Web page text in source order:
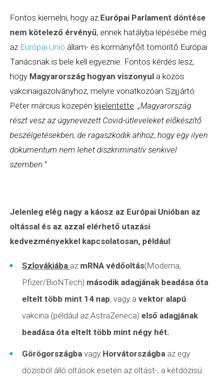
Fontos kiemelni, hogy az Európai Parlament döntése
nem kötelező érvényű, ennek hatályba lépésébe még
az Európai Unió állam- és kormányfőit tömörítő Európai
Tanácsnak is bele kell egyeznie. Fontos kérdés lesz,
hogy Magyarország hogyan viszonyul a közös
vakcinaigazolványhoz, melyre vonatkozóan Szijjártó
Péter március közepén kijelentette: „Magyarország
részt vesz az úgynevezett Covid-útleveleket előkészítő
beszélgetésekben, de ragaszkodik ahhoz, hogy egy ilyen
dokumentum nem lehet diszkriminatív senkivel
szemben.”
Jelenleg elég nagy a káosz az Európai Unióban az
oltással és az azzal elérhető utazási
kedvezményekkel kapcsolatosan, például:
Szlovákiába az mRNA védőoltás(Moderna,
Pfizer/BioNTech) második adagjának beadása óta
eltelt több mint 14 nap, vagy a vektor alapú
vakcina (például az AstraZeneca) első adagjának
beadása óta eltelt több mint négy hét.
Görögországba vagy Horvátországba az egy
dózisból álló oltások esetén az oltást-, a kétdózisú